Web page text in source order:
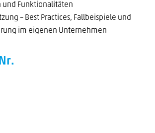
und Funktionalitäten
– Best Practices, Fallbeispiele und
im eigenen Unternehmen